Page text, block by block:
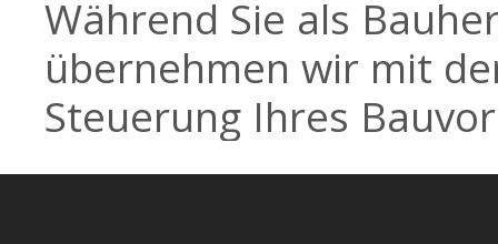
Während Sie als
übernehmen wir mit
Steuerung Ihres